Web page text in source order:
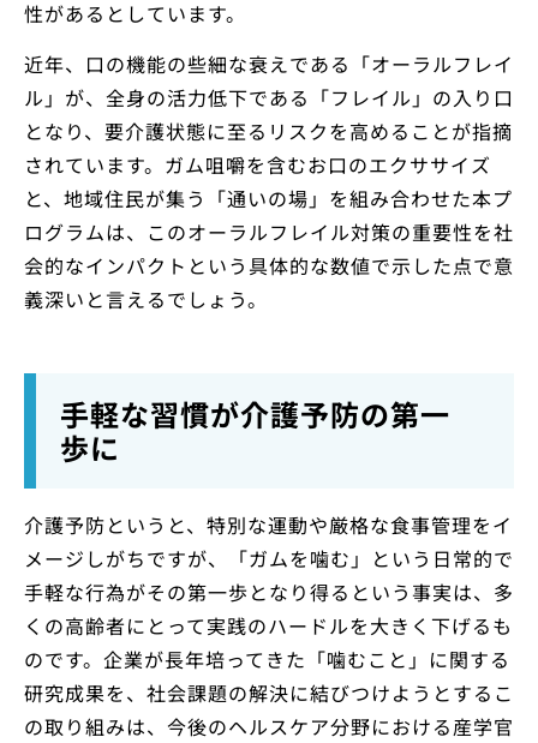
性があるとしています。
近年、口の機能の些細な衰えである「オーラルフレイ
ル」が、全身の活力低下である「フレイル」の入り口
となり、要介護状態に至るリスクを高めることが指摘
されています。ガム咀嚼を含むお口のエクササイズ
と、地域住民が集う「通いの場」を組み合わせた本プ
ログラムは、このオーラルフレイル対策の重要性を社
会的なインパクトという具体的な数値で示した点で意
義深いと言えるでしょう。
手軽な習慣が介護予防の第一
歩に
介護予防というと、特別な運動や厳格な食事管理をイ
メージしがちですが、「ガムを噛む」という日常的で
手軽な行為がその第一歩となり得るという事実は、多
くの高齢者にとって実践のハードルを大きく下げるも
のです。企業が長年培ってきた「噛むこと」に関する
研究成果を、社会課題の解決に結びつけようとするこ
の取り組みは、今後のヘルスケア分野における産学官